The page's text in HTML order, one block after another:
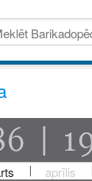
aprīlis